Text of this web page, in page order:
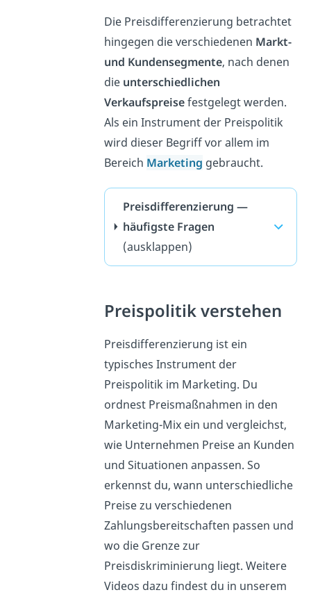
Die Preisdifferenzierung betrachtet
hingegen die verschiedenen Markt-
und Kundensegmente, nach denen
die unterschiedlichen
Verkaufspreisefestgelegt werden.
Als ein Instrument der Preispolitik
wird dieser Begriff vor allem im
Bereich Marketing gebraucht.
Preisdifferenzierung —
häufigste Fragen
(ausklappen)
Preispolitik verstehen
Preisdifferenzierung ist ein
typisches Instrument der
Preispolitik im Marketing. Du
ordnest Preismaßnahmen in den
Marketing-Mix ein und vergleichst,
wie Unternehmen Preise an Kunden
und Situationen anpassen. So
erkennst du, wann unterschiedliche
Preise zu verschiedenen
Zahlungsbereitschaften passen und
wo die Grenze zur
Preisdiskriminierung liegt. Weitere
Videos dazu findest du in unserem